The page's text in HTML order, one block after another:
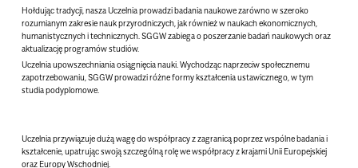
Hołdując tradycji, nasza Uczelnia prowadzi badania naukowe zarówno w szeroko
rozumianym zakresie nauk przyrodniczych, jak również w naukach ekonomicznych,
humanistycznych i technicznych. SGGW zabiega o poszerzanie badań naukowych oraz
aktualizację programów studiów.
Uczelnia upowszechniania osiągnięcia nauki. Wychodząc naprzeciw społecznemu
zapotrzebowaniu, SGGW prowadzi różne formy kształcenia ustawicznego, w tym
studia podyplomowe.
Uczelnia przywiązuje dużą wagę do współpracy z zagranicą poprzez wspólne badania i
kształcenie, upatrując swoją szczególną rolę we współpracy z krajami Unii Europejskiej
oraz Europy Wschodniej.